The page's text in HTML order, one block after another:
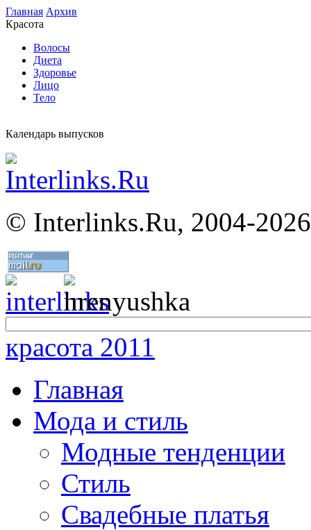
Главная Архив
Красота
Волосы
Диета
Здоровье
Лицо
Тело
Календарь выпусков
© Interlinks.Ru, 2004-2026
красота 2011
Главная
Мода и стиль
Модные тенденции
Стиль
Свадебные платья